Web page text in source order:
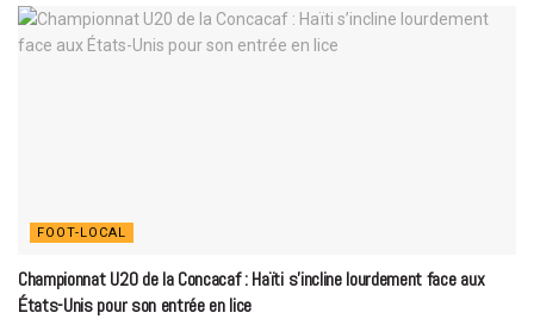
FOOT-LOCAL
Championnat U20 de la Concacaf : Haïti s’incline lourdement face aux
États-Unis pour son entrée en lice